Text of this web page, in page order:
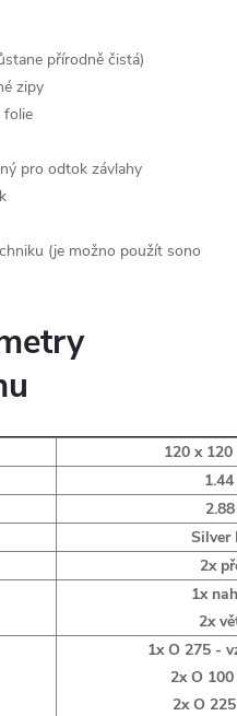
přírodně čistá)
zipy
folie
pro odtok závlahy
(je možno použít sono
120 x
Silver
2x
1x
2x
1x O 275 -
2x O
2x O